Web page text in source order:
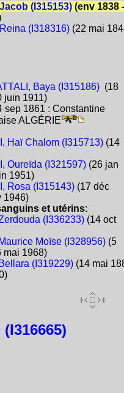
(I315153)(env 1838 -
(I318316)(22 mai
Baya (I315186)(18
juin 1911)
sep 1861 : Constantine
ALGÉRIE
Haï Chalom (I315713)(14
Oureïda (I321597)(26 jan
1951)
Rosa (I315143)(17 déc
1946)
et utérins:
(I336233)(14 oct
Moïse (I328956)(5
mai 1968)
(I319229)(14 mai